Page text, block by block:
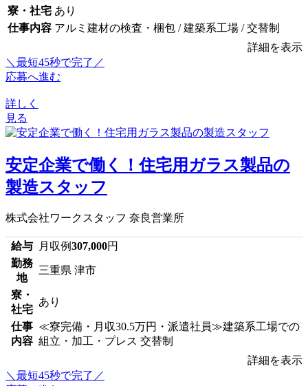
寮・社宅 あり
仕事内容 アルミ建材の検査・梱包 / 建築系工場 / 交替制
詳細を表示
＼最短45秒で完了／
応募へ進む
詳しく
見る
安定企業で働く！住宅用ガラス製品の
製造スタッフ
株式会社ワークスタッフ 奈良営業所
給与 月収例307,000円
勤務
地
三重県 津市
寮・
社宅
あり
仕事
内容
≪寮完備・月収30.5万円・派遣社員≫建築系工場での
組立・加工・プレス 交替制
詳細を表示
＼最短45秒で完了／